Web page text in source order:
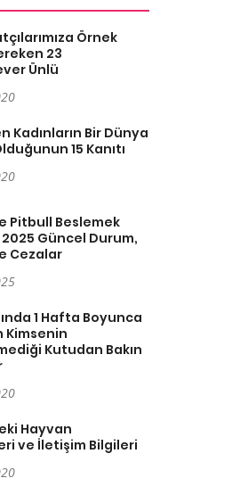
Örnek
23
Ünlü
Kadınların Bir Dünya
15 Kanıtı
Pitbull Beslemek
2025 Güncel Durum,
Cezalar
1 Hafta Boyunca
Kimsenin
Kutudan Bakın
Hayvan
ve İletişim Bilgileri